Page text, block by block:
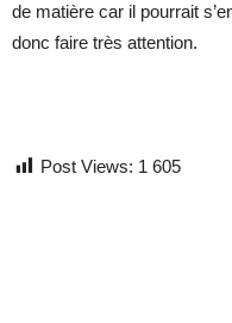
de matière car il pourrait
donc faire très attention.
Post Views: 1 605